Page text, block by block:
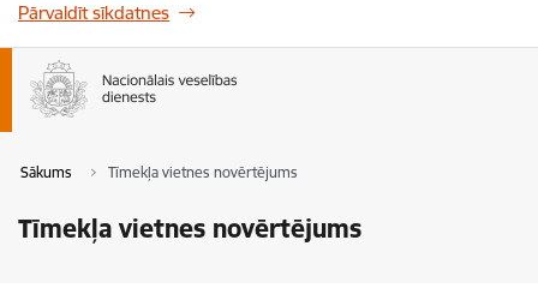
Pārvaldīt sīkdatnes
Sākums Tīmekļa vietnes novērtējums
Tīmekļa vietnes novērtējums